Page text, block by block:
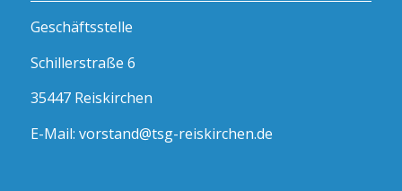
Geschäftsstelle
Schillerstraße 6
35447 Reiskirchen
E-Mail: vorstand@tsg-reiskirchen.de